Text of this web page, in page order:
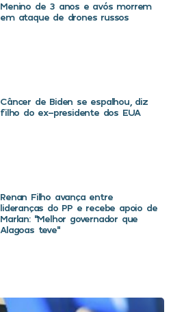
Menino de 3 anos e avós morrem
em ataque de drones russos
Câncer de Biden se espalhou, diz
filho do ex-presidente dos EUA
Renan Filho avança entre
lideranças do PP e recebe apoio de
Marlan: “Melhor governador que
Alagoas teve”